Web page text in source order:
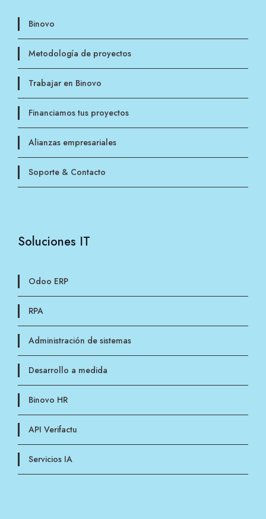
Binovo
Metodología de proyectos
Trabajar en Binovo
Financiamos tus proyectos
Alianzas empresariales
Soporte & Contacto
Soluciones IT
Odoo ERP
RPA
Administración de sistemas
Desarrollo a medida
Binovo HR
API Verifactu
Servicios IA